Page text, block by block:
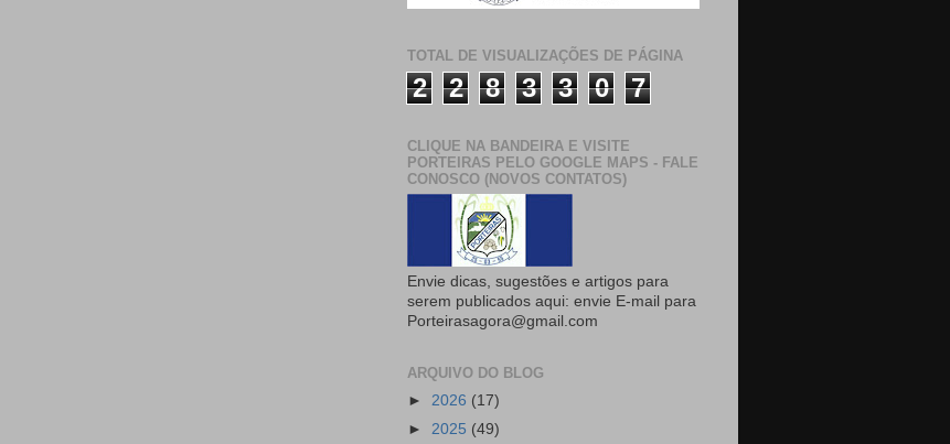
TOTAL DE VISUALIZAÇÕES DE PÁGINA
2 2 8 3 3 0 7
CLIQUE NA BANDEIRA E VISITE
PORTEIRAS PELO GOOGLE MAPS - FALE
CONOSCO (NOVOS CONTATOS)
Envie dicas, sugestões e artigos para
serem publicados aqui: envie E-mail para
Porteirasagora@gmail.com
ARQUIVO DO BLOG
► 2026 (17)
► 2025 (49)